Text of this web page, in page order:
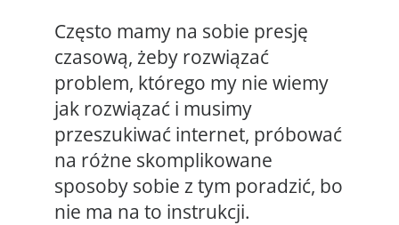
Często mamy na sobie presję
czasową, żeby rozwiązać
problem, którego my nie wiemy
jak rozwiązać i musimy
przeszukiwać internet, próbować
na różne skomplikowane
sposoby sobie z tym poradzić, bo
nie ma na to instrukcji.